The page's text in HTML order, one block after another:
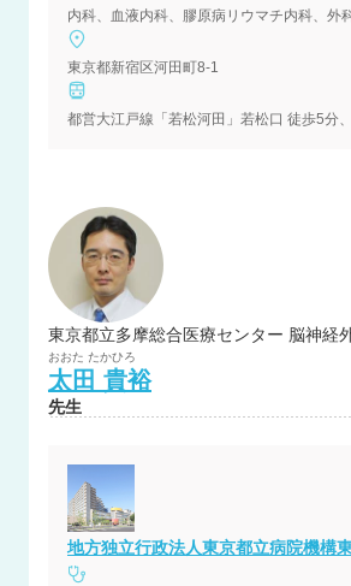
東京都新宿区河田町8-1
東京都立多摩総合医療センター 脳神経
おおた たかひろ
太田 貴裕
先生
地方独立行政法人東京都立病院機構